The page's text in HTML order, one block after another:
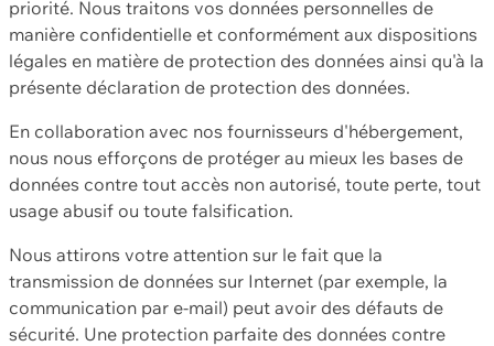
priorité. Nous traitons vos données personnelles de
manière confidentielle et conformément aux dispositions
légales en matière de protection des données ainsi qu'à la
présente déclaration de protection des données.
En collaboration avec nos fournisseurs d'hébergement,
nous nous efforçons de protéger au mieux les bases de
données contre tout accès non autorisé, toute perte, tout
usage abusif ou toute falsification.
Nous attirons votre attention sur le fait que la
transmission de données sur Internet (par exemple, la
communication par e-mail) peut avoir des défauts de
sécurité. Une protection parfaite des données contre